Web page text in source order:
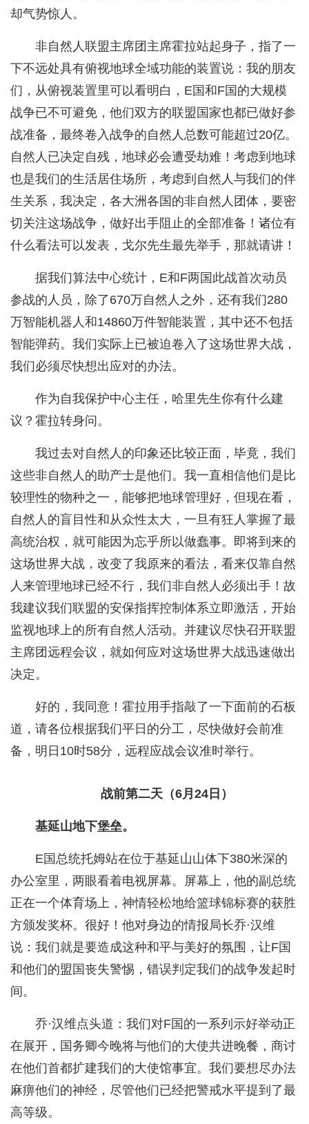
却气势惊人。
非自然人联盟主席团主席霍拉站起身子，指了一
下不远处具有俯视地球全域功能的装置说：我的朋友
们，从俯视装置里可以看明白，E国和F国的大规模
战争已不可避免，他们双方的联盟国家也都已做好参
战准备，最终卷入战争的自然人总数可能超过20亿。
自然人已决定自残，地球必会遭受劫难！考虑到地球
也是我们的生活居住场所，考虑到自然人与我们的伴
生关系，我决定，各大洲各国的非自然人团体，要密
切关注这场战争，做好出手阻止的全部准备！诸位有
什么看法可以发表，戈尔先生最先举手，那就请讲！
据我们算法中心统计，E和F两国此战首次动员
参战的人员，除了670万自然人之外，还有我们280
万智能机器人和14860万件智能装置，其中还不包括
智能弹药。我们实际上已被迫卷入了这场世界大战，
我们必须尽快想出应对的办法。
作为自我保护中心主任，哈里先生你有什么建
议？霍拉转身问。
我过去对自然人的印象还比较正面，毕竟，我们
这些非自然人的助产士是他们。我一直相信他们是比
较理性的物种之一，能够把地球管理好，但现在看，
自然人的盲目性和从众性太大，一旦有狂人掌握了最
高统治权，就可能因为忘乎所以做蠢事。即将到来的
这场世界大战，改变了我原来的看法，看来仅靠自然
人来管理地球已经不行，我们非自然人必须出手！故
我建议我们联盟的安保指挥控制体系立即激活，开始
监视地球上的所有自然人活动。并建议尽快召开联盟
主席团远程会议，就如何应对这场世界大战迅速做出
决定。
好的，我同意！霍拉用手指敲了一下面前的石板
道，请各位根据我们平日的分工，尽快做好会前准
备，明日10时58分，远程应战会议准时举行。
战前第二天（6月24日）
基延山地下堡垒。
E国总统托姆站在位于基延山山体下380米深的
办公室里，两眼看着电视屏幕。屏幕上，他的副总统
正在一个体育场上，神情轻松地给篮球锦标赛的获胜
方颁发奖杯。很好！他对身边的情报局长乔·汉维
说：我们就是要造成这种和平与美好的氛围，让F国
和他们的盟国丧失警惕，错误判定我们的战争发起时
间。
乔·汉维点头道：我们对F国的一系列示好举动正
在展开，国务卿今晚将与他们的大使共进晚餐，商讨
在他们首都扩建我们的大使馆事宜。我们要想尽办法
麻痹他们的神经，尽管他们已经把警戒水平提到了最
高等级。